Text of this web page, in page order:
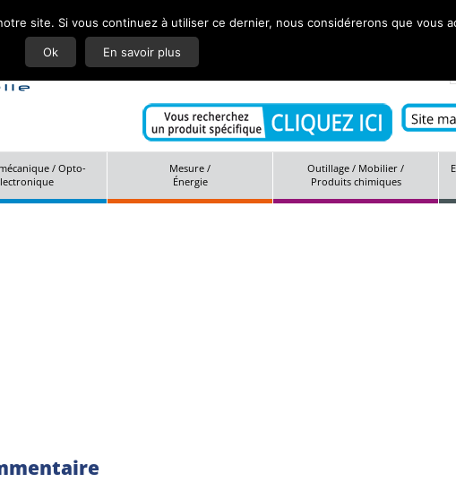
Actualités Marques Société
/ Opto-
Mesure /
Énergie
Outillage / Mobilier /
Produits chimiques
site. Si vous continuez à utiliser ce dernier, nous considérerons que vous
Ok En savoir plus